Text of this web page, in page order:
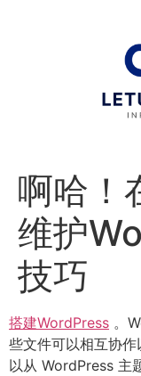
啊哈！
维护
技巧
搭建WordPress 。
些文件可以相互协
以从 WordPress 主